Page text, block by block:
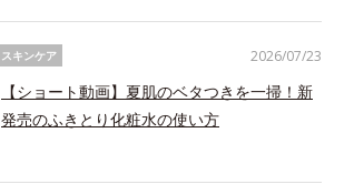
スキンケア
【ショート動画】夏肌のベタつきを一掃！新
発売のふきとり化粧水の使い方
2026/07/23